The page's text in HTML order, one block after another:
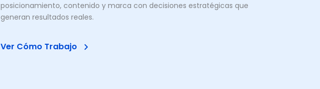
posicionamiento, contenido y marca con decisiones estratégicas que
generan resultados reales.
Ver Cómo Trabajo